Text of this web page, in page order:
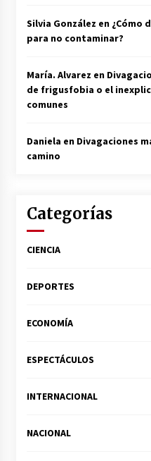
Silvia González en ¿Cómo
para no contaminar?
María. Alvarez en
de frigusfobia o el
comunes
Daniela en Divagaciones
camino
Categorías
CIENCIA
DEPORTES
ECONOMÍA
ESPECTÁCULOS
INTERNACIONAL
NACIONAL